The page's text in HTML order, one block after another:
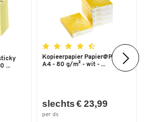
...
Kopieerpapier Papier@Print -
A4 - 80 g/m² - wit - ...
slechts € 23,99
per ds